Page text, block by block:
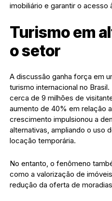
imobiliário e garantir o acesso
Turismo em
o setor
A discussão ganha força em
turismo internacional no
cerca de 9 milhões de
aumento de 40% em relação
crescimento impulsionou a
alternativas, ampliando o uso
locação temporária.
No entanto, o fenômeno
como a valorização de
redução da oferta de